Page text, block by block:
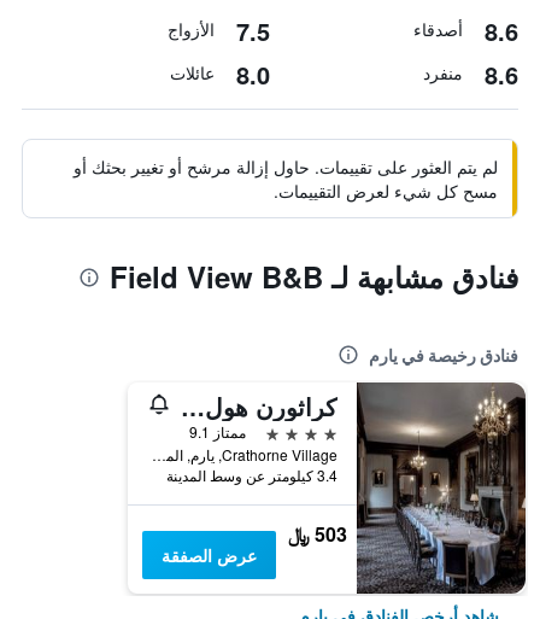
8.6 أصدقاء 7.5 الأزواج
8.6 منفرد 8.0 عائلات
لم يتم العثور على تقييمات. حاول إزالة مرشح أو تغيير بحثك أو
مسح كل شيء لعرض التقييمات.
فنادق مشابهة لـ Field View B&B
فنادق رخيصة في يارم
كراثورن هول هوتل
4 نجوم
ممتاز 9.1
Crathorne Village, يارم, المملكة المتحدة
3.4 كيلومتر عن وسط المدينة
503 ﷼
عرض الصفقة